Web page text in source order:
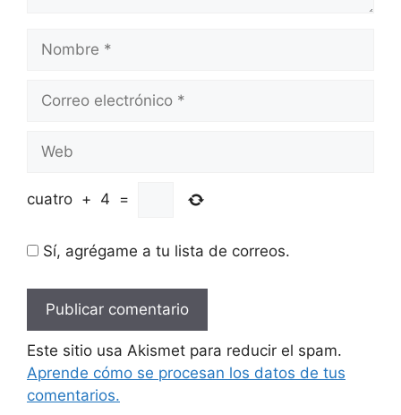
electrónico
cuatro + 4 =
Sí, agrégame a tu lista de correos.
Este sitio usa Akismet para reducir el spam.
Aprende cómo se procesan los datos de tus
comentarios.